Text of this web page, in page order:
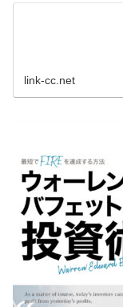
link-cc.net